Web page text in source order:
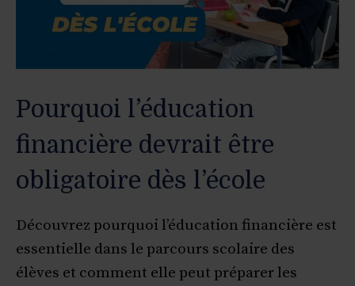
Pourquoi l’éducation
financière devrait être
obligatoire dès l’école
Découvrez pourquoi l’éducation financière est
essentielle dans le parcours scolaire des
élèves et comment elle peut préparer les